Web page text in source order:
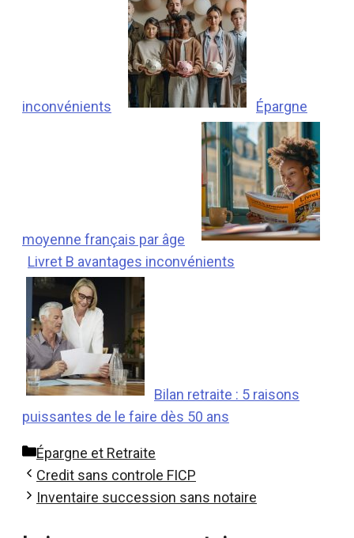
inconvénients Épargne
moyenne français par âge
Livret B avantages inconvénients
Bilan retraite : 5 raisons
puissantes de le faire dès 50 ans
Catégories
Épargne et Retraite
Credit sans controle FICP
Inventaire succession sans notaire